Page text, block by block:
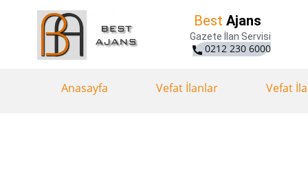
Best Ajans
Gazete İlan Servisi
0212 230 6000
Anasayfa Vefat İlanlar Vefat